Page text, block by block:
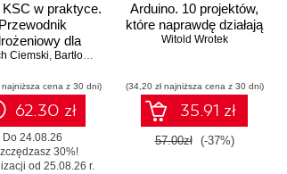
KSC w praktyce.
Przewodnik
dla
organizacji
Ciemski, Bartłomiej Wieczorek
najniższa cena z 30 dni)
62.30 zł
Do 24.08.26
30%!
od 25.08.26 r.
Arduino. 10 projektów,
które naprawdę działają
Witold Wrotek
(34,20 zł najniższa cena z 30 dni)
35.91 zł
57.00zł (-37%)